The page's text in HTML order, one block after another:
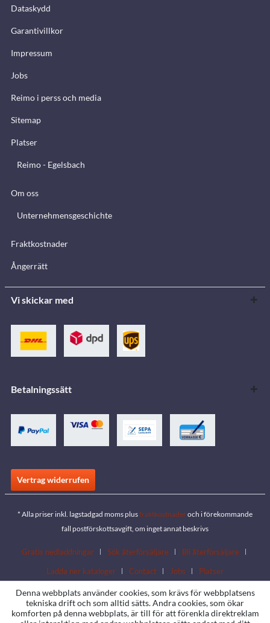
Dataskydd
Garantivillkor
Impressum
Jobs
Reimo i perss och media
Sitemap
Platser
Reimo - Egelsbach
Om oss
Unternehmensgeschichte
Fraktkostnader
Ångerrätt
Vi skickar med
Betalningssätt
Vertrag widerrufen
* Alla priser inkl. lagstadgad moms plusfraktkostnaderoch i förekommande
fall postförskottsavgift, om inget annat beskrivs
Gratis nedladdningar Sök återförsäljare
Bli återförsäljare
Ladda ner kataloger
Contact Jobs Platser
Denna webbplats använder cookies, som krävs för webbplatsens
tekniska drift och som alltid sätts. Andra cookies, som ökar
komforten på denna webbplats, är till för att förenkla direktreklam